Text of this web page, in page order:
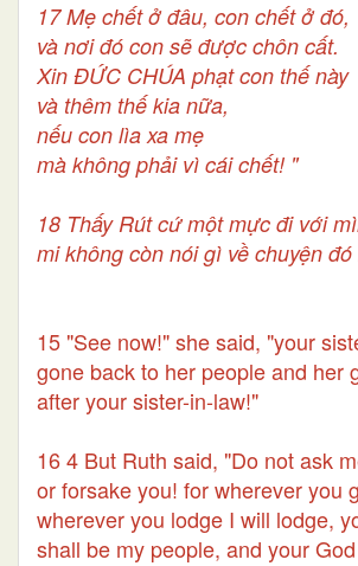
17 Mẹ chết ở đâu, con chết ở đó,
và nơi đó con sẽ được chôn cất.
Xin ĐỨC CHÚA phạt con thế này
và thêm thế kia nữa,
nếu con lìa xa mẹ
mà không phải vì cái chết! "
18 Thấy Rút cứ một mực đi với
mi không còn nói gì về chuyện đó
15 "See now!" she said, "your
gone back to her people and her
after your sister-in-law!"
16 4 But Ruth said, "Do not ask
or forsake you! for wherever you
wherever you lodge I will lodge,
shall be my people, and your